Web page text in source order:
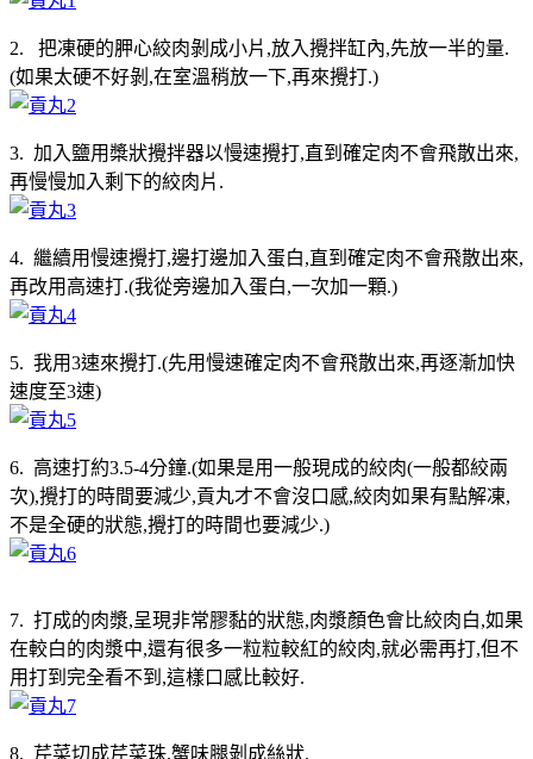
2. 把凍硬的胛心絞肉剝成小片,放入攪拌缸內,先放一半的量.
(如果太硬不好剝,在室溫稍放一下,再來攪打.)
3. 加入鹽用槳狀攪拌器以慢速攪打,直到確定肉不會飛散出來,
再慢慢加入剩下的絞肉片.
4. 繼續用慢速攪打,邊打邊加入蛋白,直到確定肉不會飛散出來,
再改用高速打.(我從旁邊加入蛋白,一次加一顆.)
5. 我用3速來攪打.(先用慢速確定肉不會飛散出來,再逐漸加快
速度至3速)
6. 高速打約3.5-4分鐘.(如果是用一般現成的絞肉(一般都絞兩
次),攪打的時間要減少,貢丸才不會沒口感,絞肉如果有點解凍,
不是全硬的狀態,攪打的時間也要減少.)
7. 打成的肉漿,呈現非常膠黏的狀態,肉漿顏色會比絞肉白,如果
在較白的肉漿中,還有很多一粒粒較紅的絞肉,就必需再打,但不
用打到完全看不到,這樣口感比較好.
8. 芹菜切成芹菜珠,蟹味腿剝成絲狀.